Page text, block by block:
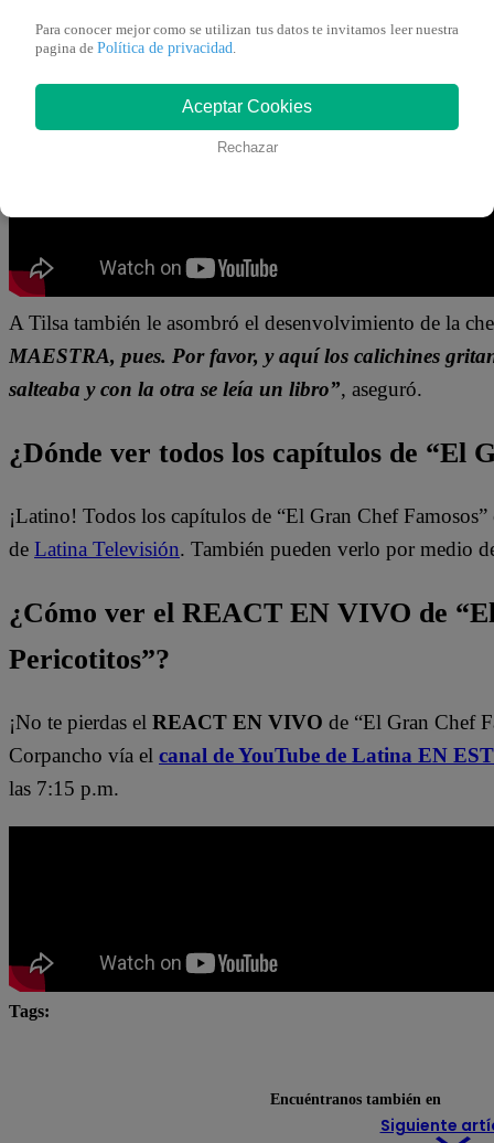
se ha quemado nada, no ha habido fuego excesivo”
ESTE VIDEO TE VA A INTERESAR
A Tilsa también le asombró el desenvolvimiento de la
MAESTRA, pues. Por favor, y aquí los calichines
salteaba y con la otra se leía un libro”, aseguró.
¿Dónde ver todos los capítulos de “El
¡Latino! Todos los capítulos de “El Gran Chef
de Latina Televisión. También pueden verlo por medio
¿Cómo ver el REACT EN VIVO de
Pericotitos”?
¡No te pierdas el REACT EN VIVO de “El Gran Chef
Corpancho vía el canal de YouTube de Latina EN
las 7:15 p.m.
Tags:
Siguiente
Para conocer mejor como se utilizan tus datos te invitamos leer nuestra
pagina de Política de privacidad.
Aceptar Cookies
Rechazar
Encuéntranos también en